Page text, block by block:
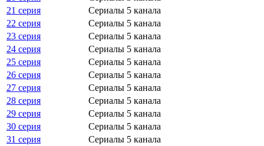
21 серия
Сериалы 5 канала
22 серия
Сериалы 5 канала
23 серия
Сериалы 5 канала
24 серия
Сериалы 5 канала
25 серия
Сериалы 5 канала
26 серия
Сериалы 5 канала
27 серия
Сериалы 5 канала
28 серия
Сериалы 5 канала
29 серия
Сериалы 5 канала
30 серия
Сериалы 5 канала
31 серия
Сериалы 5 канала